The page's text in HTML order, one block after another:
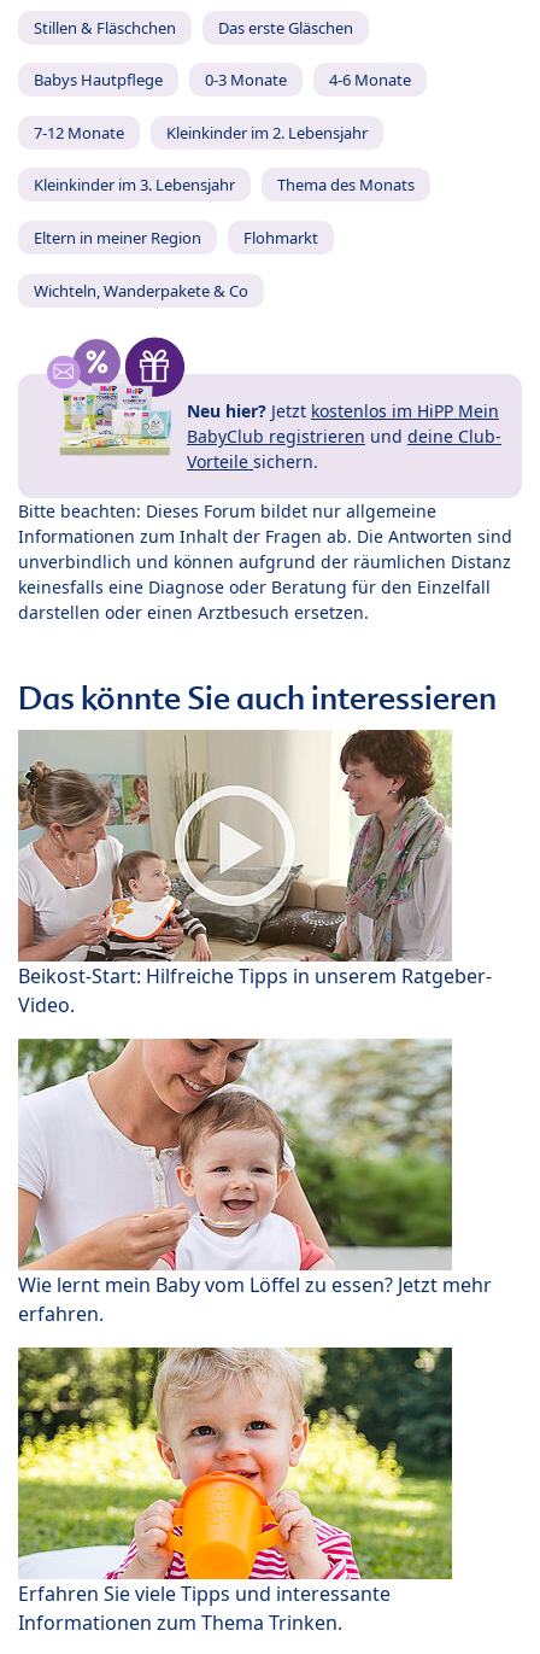
Stillen & Fläschchen Das erste Gläschen
Babys Hautpflege 0-3 Monate 4-6 Monate
7-12 Monate Kleinkinder im 2. Lebensjahr
Kleinkinder im 3. Lebensjahr Thema des Monats
Eltern in meiner Region Flohmarkt
Wichteln, Wanderpakete & Co
Neu hier? Jetzt kostenlos im HiPP Mein
BabyClub registrieren und deine Club-
Vorteile sichern.
Bitte beachten: Dieses Forum bildet nur allgemeine
Informationen zum Inhalt der Fragen ab. Die Antworten sind
unverbindlich und können aufgrund der räumlichen Distanz
keinesfalls eine Diagnose oder Beratung für den Einzelfall
darstellen oder einen Arztbesuch ersetzen.
Das könnte Sie auch interessieren
Beikost-Start: Hilfreiche Tipps in unserem Ratgeber-
Video.
Wie lernt mein Baby vom Löffel zu essen? Jetzt mehr
erfahren.
Erfahren Sie viele Tipps und interessante
Informationen zum Thema Trinken.